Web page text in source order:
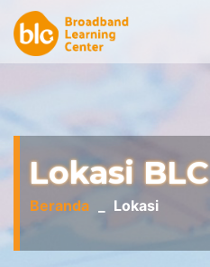
Lokasi BLC
Beranda Lokasi